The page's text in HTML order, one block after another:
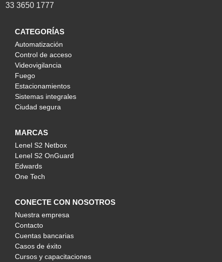
33 3650 1777
CATEGORÍAS
Automatización
Control de acceso
Videovigilancia
Fuego
Estacionamientos
Sistemas integrales
Ciudad segura
MARCAS
Lenel S2 Netbox
Lenel S2 OnGuard
Edwards
One Tech
CONECTE CON NOSOTROS
Nuestra empresa
Contacto
Cuentas bancarias
Casos de éxito
Cursos y capacitaciones